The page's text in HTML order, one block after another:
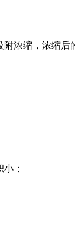
浓缩，浓缩
；